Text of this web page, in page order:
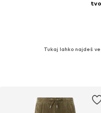
Tukaj lahko najdeš